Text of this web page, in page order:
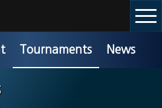
Tournaments News